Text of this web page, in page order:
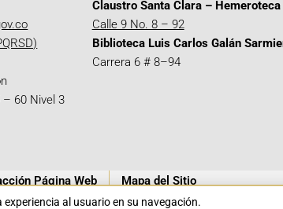
– 60 Nivel 3
Claustro Santa Clara –
Calle 9 No. 8 – 92
Biblioteca Luis Carlos Galán
Carrera 6 # 8–94
Página Web Mapa del Sitio
al usuario en su navegación.